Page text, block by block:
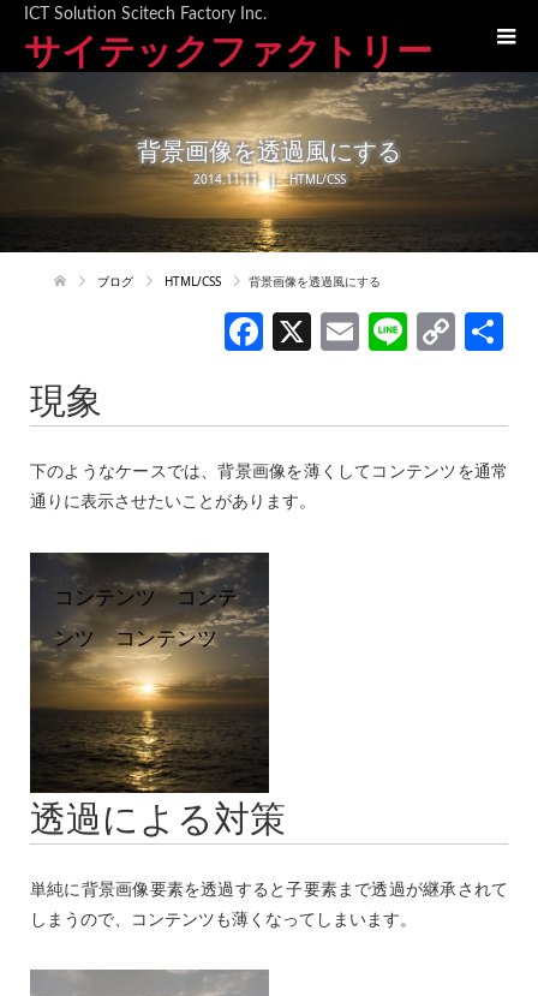
ICT Solution Scitech Factory Inc.
サイテックファクトリー
背景画像を透過風にする
2014.11.11 HTML/CSS
ブログ HTML/CSS 背景画像を透過風にする
F
b
o
X E Li C
Li
現象
下のようなケースでは、背景画像を薄くしてコンテンツを通常
通りに表示させたいことがあります。
コンテンツ コンテ
ンツ コンテンツ
透過による対策
単純に背景画像要素を透過すると子要素まで透過が継承されて
しまうので、コンテンツも薄くなってしまいます。